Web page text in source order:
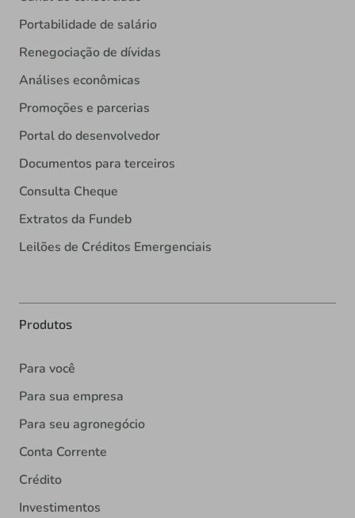
Portabilidade de salário
Renegociação de dívidas
Análises econômicas
Promoções e parcerias
Portal do desenvolvedor
Documentos para terceiros
Consulta Cheque
Extratos da Fundeb
Leilões de Créditos Emergenciais
Produtos
Para você
Para sua empresa
Para seu agronegócio
Conta Corrente
Crédito
Investimentos